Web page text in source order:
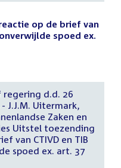
op de brief van
spoed ex.
regering d.d. 26
J.J.M. Uitermark,
Zaken en
Uitstel toezending
van CTIVD en TIB
spoed ex. art. 37